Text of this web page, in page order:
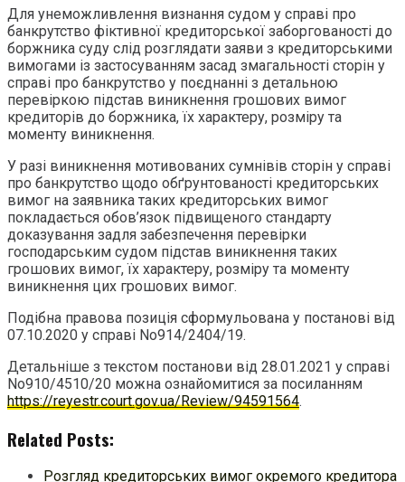
Для унеможливлення визнання судом у справі про
банкрутство фіктивної кредиторської заборгованості до
боржника суду слід розглядати заяви з кредиторськими
вимогами із застосуванням засад змагальності сторін у
справі про банкрутство у поєднанні з детальною
перевіркою підстав виникнення грошових вимог
кредиторів до боржника, їх характеру, розміру та
моменту виникнення.
У разі виникнення мотивованих сумнівів сторін у справі
про банкрутство щодо обґрунтованості кредиторських
вимог на заявника таких кредиторських вимог
покладається обов’язок підвищеного стандарту
доказування задля забезпечення перевірки
господарським судом підстав виникнення таких
грошових вимог, їх характеру, розміру та моменту
виникнення цих грошових вимог.
Подібна правова позиція сформульована у постанові від
07.10.2020 у справі No914/2404/19.
Детальніше з текстом постанови від 28.01.2021 у справі
No910/4510/20 можна ознайомитися за посиланням
https://reyestr.court.gov.ua/Review/94591564.
Related Posts:
Розгляд кредиторських вимог окремого кредитора